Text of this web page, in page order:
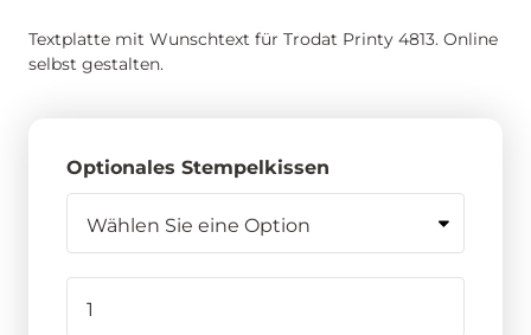
Textplatte mit Wunschtext für Trodat Printy 4813. Online
selbst gestalten.
Optionales Stempelkissen